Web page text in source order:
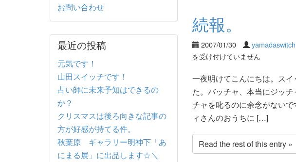
続報。
2007/01/30 yamadaswitch
を受け付けていません
一夜明けてこんにちは。ス
た。バッチャ、本当にジッ
チャを叱るのに余念がない
ィさんのおうちに […]
Read the rest of this entry »
お問い合わせ
最近の投稿
元気です！
山田スイッチです！
占い師に未来予知はできるの
か？
クリスマスは後ろ向きな記事の
方が好感が持てる件。
秋葉原 ギャラリー明神下「あ
にまる展」に出品します☆＼